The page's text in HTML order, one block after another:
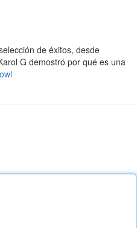
de éxitos, desde
G demostró por qué es una